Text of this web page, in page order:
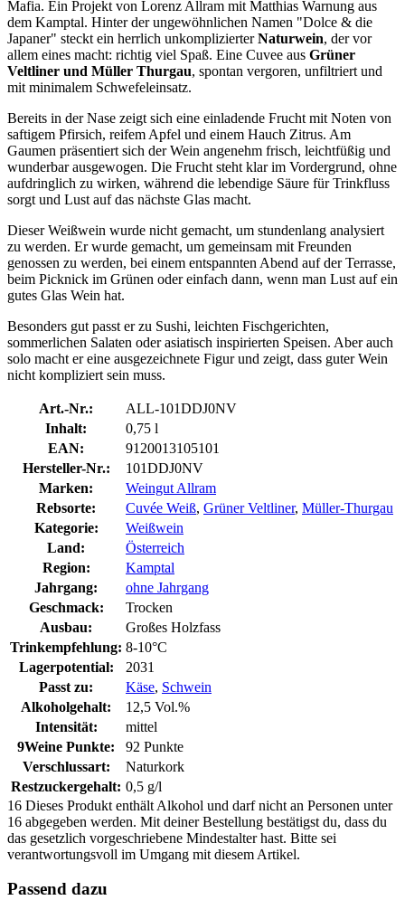
Mafia. Ein Projekt von Lorenz Allram mit Matthias Warnung aus
dem Kamptal. Hinter der ungewöhnlichen Namen "Dolce & die
Japaner" steckt ein herrlich unkomplizierterNaturwein, der vor
allem eines macht: richtig viel Spaß. Eine Cuvee aus Grüner
Veltliner und Müller Thurgau, spontan vergoren, unfiltriert und
mit minimalem Schwefeleinsatz.
Bereits in der Nase zeigt sich eine einladende Frucht mit Noten von
saftigem Pfirsich, reifem Apfel und einem Hauch Zitrus. Am
Gaumen präsentiert sich der Wein angenehm frisch, leichtfüßig und
wunderbar ausgewogen. Die Frucht steht klar im Vordergrund, ohne
aufdringlich zu wirken, während die lebendige Säure für Trinkfluss
sorgt und Lust auf das nächste Glas macht.
Dieser Weißwein wurde nicht gemacht, um stundenlang analysiert
zu werden. Er wurde gemacht, um gemeinsam mit Freunden
genossen zu werden, bei einem entspannten Abend auf der Terrasse,
beim Picknick im Grünen oder einfach dann, wenn man Lust auf ein
gutes Glas Wein hat.
Besonders gut passt er zu Sushi, leichten Fischgerichten,
sommerlichen Salaten oder asiatisch inspirierten Speisen. Aber auch
solo macht er eine ausgezeichnete Figur und zeigt, dass guter Wein
nicht kompliziert sein muss.
Art.-Nr.:
ALL-101DDJ0NV
Inhalt:
0,75 l
EAN:
9120013105101
Hersteller-Nr.:
101DDJ0NV
Marken:
Weingut Allram
Rebsorte:
Cuvée Weiß, Grüner Veltliner, Müller-Thurgau
Kategorie:
Weißwein
Land:
Österreich
Region:
Kamptal
Jahrgang:
ohne Jahrgang
Geschmack:
Trocken
Ausbau:
Großes Holzfass
Trinkempfehlung: 8-10°C
Lagerpotential:
2031
Passt zu:
Käse, Schwein
Alkoholgehalt:
12,5 Vol.%
Intensität:
mittel
9Weine Punkte:
92 Punkte
Verschlussart:
Naturkork
Restzuckergehalt: 0,5 g/l
16 Dieses Produkt enthält Alkohol und darf nicht an Personen unter
16 abgegeben werden. Mit deiner Bestellung bestätigst du, dass du
das gesetzlich vorgeschriebene Mindestalter hast. Bitte sei
verantwortungsvoll im Umgang mit diesem Artikel.
Passend dazu